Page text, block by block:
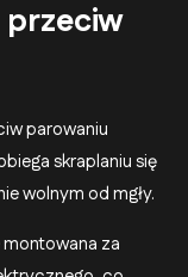
parowaniu
skraplaniu się
wolnym od mgły.
za